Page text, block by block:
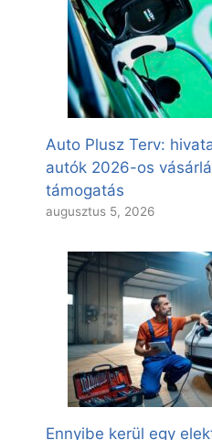
Auto Plusz Terv:
autók 2026-os
támogatás
augusztus 5, 2026
Ennyibe kerül egy